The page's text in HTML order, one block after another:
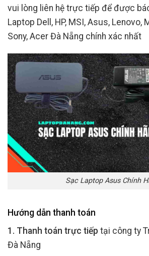
vui lòng liên hệ trực tiếp để được
Laptop Dell, HP, MSI, Asus, Lenovo,
Sony, Acer Đà Nẵng chính xác nhất
Sạc Laptop Asus Chính
Hướng dẫn thanh toán
1. Thanh toán trực tiếp tại công ty
Đà Nẵng